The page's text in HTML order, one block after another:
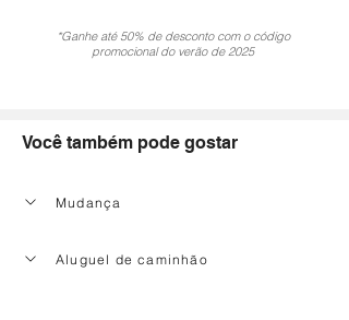
*Ganhe até 50% de desconto com o código
promocional do verão de 2025
Você também pode gostar
Mudança
Aluguel de caminhão